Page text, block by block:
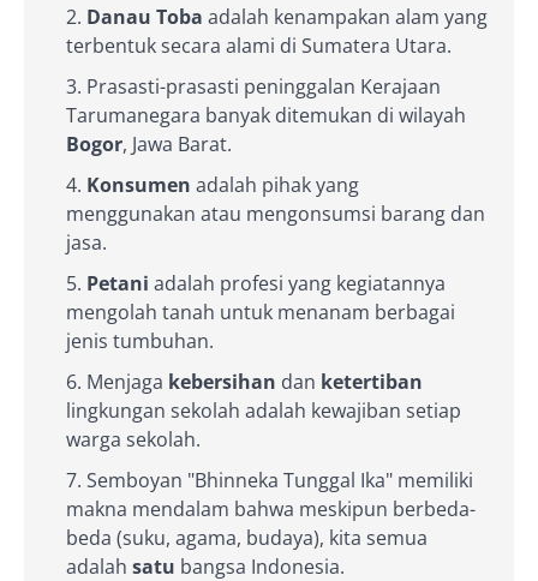
Danau Toba adalah kenampakan alam yang
terbentuk secara alami di Sumatera Utara.
Prasasti-prasasti peninggalan Kerajaan
Tarumanegara banyak ditemukan di wilayah
Bogor, Jawa Barat.
Konsumen adalah pihak yang
menggunakan atau mengonsumsi barang dan
jasa.
Petani adalah profesi yang kegiatannya
mengolah tanah untuk menanam berbagai
jenis tumbuhan.
Menjaga kebersihan dan ketertiban
lingkungan sekolah adalah kewajiban setiap
warga sekolah.
Semboyan "Bhinneka Tunggal Ika" memiliki
makna mendalam bahwa meskipun berbeda-
beda (suku, agama, budaya), kita semua
adalah satu bangsa Indonesia.